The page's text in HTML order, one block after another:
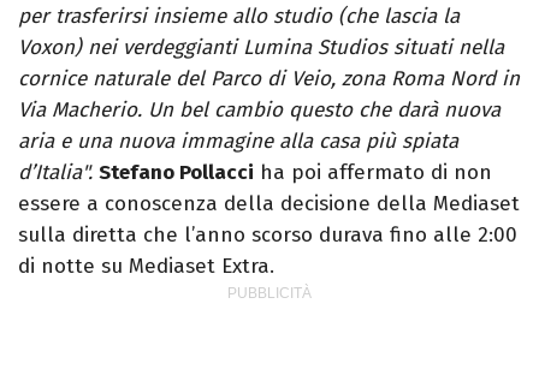
per trasferirsi insieme allo studio (che lascia la
Voxon) nei verdeggianti Lumina Studios situati nella
cornice naturale del Parco di Veio, zona Roma Nord in
Via Macherio. Un bel cambio questo che darà nuova
aria e una nuova immagine alla casa più spiata
d’Italia". Stefano Pollacci ha poi affermato di non
essere a conoscenza della decisione della Mediaset
sulla diretta che l’anno scorso durava fino alle 2:00
di notte su Mediaset Extra.